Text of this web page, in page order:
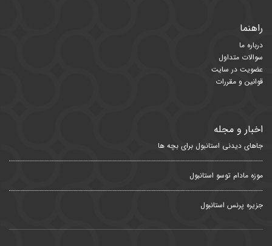
راهنما
درباره ما
سوالات متداول
عضویت در سایت
قوانین و مقررات
اخبار و مجله
جاهای دیدنی استانبول برای بچه ها
موزه مادام توسو استانبول
جزیره پرنس استانبول